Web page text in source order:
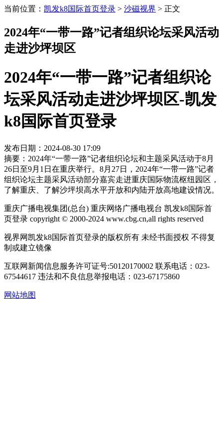
当前位置： 凯发k8国际首页登录 > 沙磁视界 > 正文
2024年“一带一路”记者组织论坛采风活动
走进沙坪坝区
2024年“一带一路”记者组织论
坛采风活动走进沙坪坝区-凯发
k8国际首页登录
发布日期：2024-08-30 17:09
摘要：2024年“一带一路”记者组织论坛和主题采风活动于8月
26日至9月1日在重庆举行。8月27日，2024年“一带一路”记者
组织论坛主题采风活动部分嘉宾走进重庆国际物流枢纽园区，
了解重庆、了解沙坪坝高水平开放和内陆开放高地建设情况。
重庆广播电视集团(总台) 重庆网络广播电视台 凯发k8国际首
页登录 copyright © 2000-2024 www.cbg.cn,all rights reserved
视界网凯发k8国际首页登录的版权所有 未经书面授权 不得复
制或建立镜像
互联网新闻信息服务许可证号:50120170002 联系电话：023-
67544617 违法和不良信息举报电话：023-67175860
网站地图